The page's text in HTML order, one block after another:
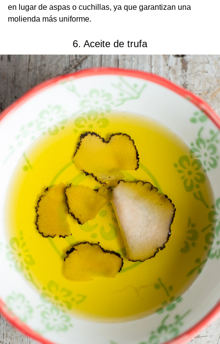
en lugar de aspas o cuchillas, ya que garantizan una
molienda más uniforme.
6. Aceite de trufa